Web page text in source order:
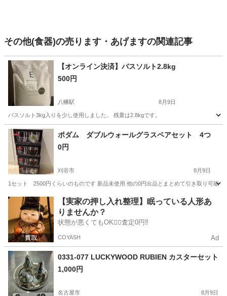
その他(食器)の売ります・あげますの関連記事
【オンライン決済】バスソルト2.8kg
500円
八幡駅 8月9日
バスソルト3kg入りを少し使用しました。 残量は2.8kgです。
愛知 豊川市 八幡駅 家庭用品
ポダム ダブルウォールグラスペアセット 4つ
0円
刈谷市 8月9日
1セット 2500円くらいのものです 新品未使用 他の0円出品とまとめて引き取り可能な
愛知 刈谷市 食器 新品
【実家の押し入れ整理】眠っている人形あ
りませんか？
状態が悪くてもOK🙆‍♀️査定0円‼️
COYASH Ad
0331-077 LUCKYWOOD RUBIEN カスターセット
1,000円
名古屋市 8月9日